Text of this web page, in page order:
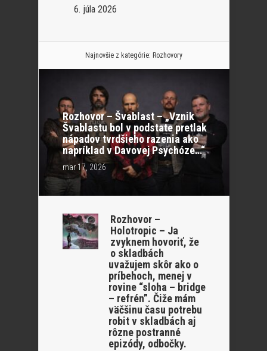
6. júla 2026
Najnovšie z kategórie: Rozhovory
Rozhovor – Švablast – „Vznik
Švablastu bol v podstate pretlak
nápadov tvrdšieho razenia ako
napríklad v Davovej Psychóze…“
mar 17, 2026
Rozhovor –
Holotropic – Ja
zvyknem hovoriť, že
o skladbách
uvažujem skôr ako o
príbehoch, menej v
rovine “sloha – bridge
– refrén”. Čiže mám
väčšinu času potrebu
robit v skladbách aj
rôzne postranné
epizódy, odbočky.